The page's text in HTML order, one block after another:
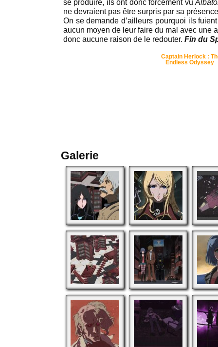
se produire, ils ont donc forcément vu
ne devraient pas être surpris par sa
On se demande d’ailleurs pourquoi ils
aucun moyen de leur faire du mal avec une
donc aucune raison de le redouter. Fin du
Captain Herlock :
Endless Odyssey
Galerie